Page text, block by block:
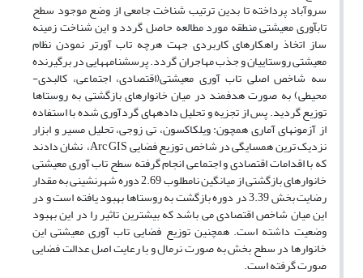
سروآباد پرداخته تا بدین ترتیب شناخت جامعی از وضع موجود سطح
تاب­آوری معیشتی منطقه مورد مطالعه حاصل گردد و این شناخت زمینه
ساز اتخاذ راهکارهای کاربردی جهت هرچه تاب آورتر نمودن نظام
معیشتی روستاییان و جذب مهاجران گردد. پرسشنامه­هایی در برگیرنده
سه شاخص اصلی تاب آوری معیشتی(اقتصادی، اجتماعی، کالبدی-
محیطی) به صورت هدفمند در میان خانوارهای بازگشتی به روستاها
توزیع گردید. پس از تجزیه و تحلیل داده­های گردآوری شده با استفاده
از آزمون­های آماری همچون: ویلکاکسون، تی زوجی، تحلیل مسیر و ابزار
نزدیک ترین همسایگی در شاخص توزیع فضایی Arc GIS، نشان دادند
که با اقدامات اقتصادی و اجتماعی انجام گرفته سطح تاب آوری معیشتی
خانوارهای بازگشتی از میانگین نامطلوب 2.69 دوره شهرنشینی به مقدار
رضایت بخش 3.39 در دوره بازگشت به روستاها بهبود یافته است و در
این میان شاخص اقتصادی می باشد که بیشترین تاثیر را در این بهبود
وضعیت داشته است. همچنین توزیع فضایی تاب آوری معیشتی این
خانوارها در سطح بخش به صورت نرمال و با رعایت اصل عدالت فضایی
صورت گرفته است.